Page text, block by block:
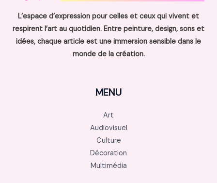
L’espace d’expression pour celles et ceux qui vivent et
respirent l’art au quotidien. Entre peinture, design, sons et
idées, chaque article est une immersion sensible dans le
monde de la création.
MENU
Art
Audiovisuel
Culture
Décoration
Multimédia